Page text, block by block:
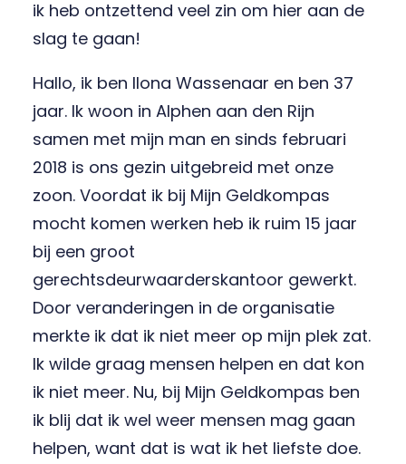
ik heb ontzettend veel zin om hier aan de
slag te gaan!
Hallo, ik ben Ilona Wassenaar en ben 37
jaar. Ik woon in Alphen aan den Rijn
samen met mijn man en sinds februari
2018 is ons gezin uitgebreid met onze
zoon. Voordat ik bij Mijn Geldkompas
mocht komen werken heb ik ruim 15 jaar
bij een groot
gerechtsdeurwaarderskantoor gewerkt.
Door veranderingen in de organisatie
merkte ik dat ik niet meer op mijn plek zat.
Ik wilde graag mensen helpen en dat kon
ik niet meer. Nu, bij Mijn Geldkompas ben
ik blij dat ik wel weer mensen mag gaan
helpen, want dat is wat ik het liefste doe.